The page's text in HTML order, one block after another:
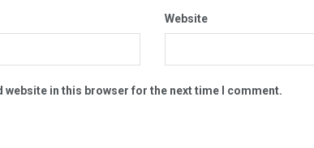
Website
website in this browser for the next time I comment.